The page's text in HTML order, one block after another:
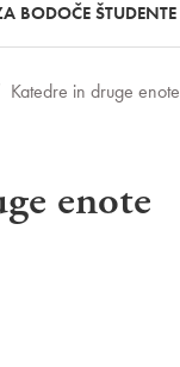
BODOČE ŠTUDENTE
Katedre in druge enote
enote